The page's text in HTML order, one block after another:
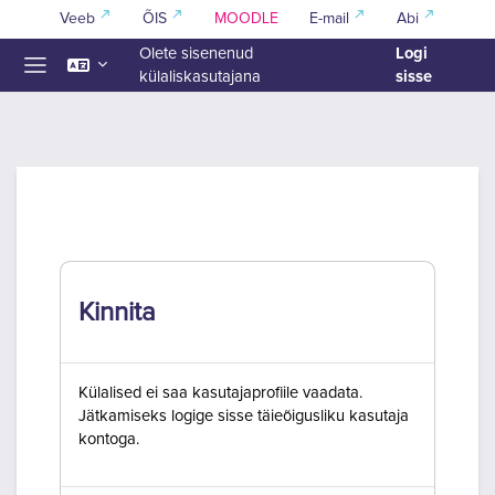
Jäta vahele peasisuni
Veeb ÕIS MOODLE E-mail Abi
Olete sisenenud
külaliskasutajana
Logi
sisse
Kinnita
Külalised ei saa kasutajaprofiile vaadata.
Jätkamiseks logige sisse täieõigusliku kasutaja
kontoga.